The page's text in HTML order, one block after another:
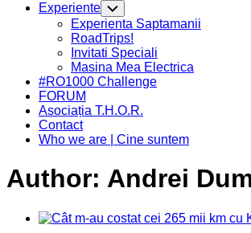
Experiente Toggle
Child
Menu
Experienta Saptamanii
RoadTrips!
Invitati Speciali
Masina Mea Electrica
#RO1000 Challenge
FORUM
Asociația T.H.O.R.
Contact
Who we are | Cine suntem
Author: Andrei